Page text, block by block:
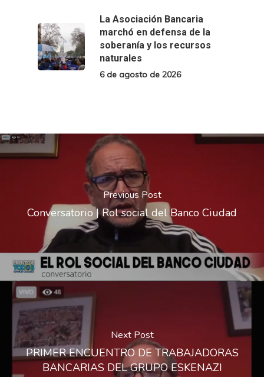
La Asociación Bancaria
marchó en defensa de la
soberanía y los recursos
naturales
6 de agosto de 2026
Previous Post
Conversatorio | Rol social del Banco Ciudad
Next Post
PRIMER ENCUENTRO DE TRABAJADORAS
BANCARIAS DEL GRUPO ESKENAZI